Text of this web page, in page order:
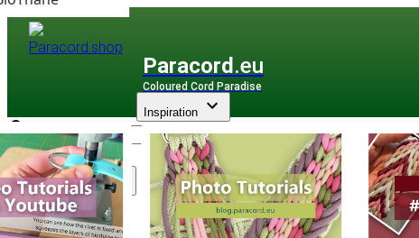
Paracord .eu
Coloured Cord Paradise
Assortiment
Inspiration